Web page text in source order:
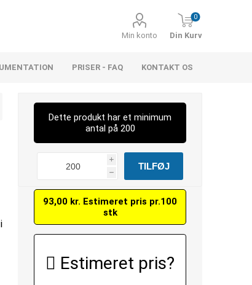
Min konto
0
Din Kurv
PRISER - FAQ KONTAKT OS
Dette produkt har et minimum
antal på 200
i
h
93,00 kr. Estimeret pris pr.100
stk
Estimeret pris?